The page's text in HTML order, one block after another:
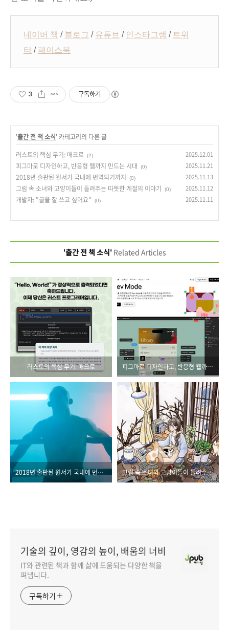
네이버 책 / 블로그 / 유튜브 / 인스타그램 / 트위
터 /페이스북
3 구독하기
'출간 전 책 소식' 카테고리의 다른 글
러스트의 핵심 무기: 매크로
(2) 2025.12.01
피그마로 디자인하고, 반응형 웹까지 만드는 시대 (0) 2025.11.21
2018년 출판된 원서가 국내에 번역되기까지 (0) 2025.11.13
그림 속 소녀와 고양이들이 들려주는 따뜻한 계절의 이야기 (0) 2025.11.12
개발자: "글을 잘 쓰고 싶어요" (0) 2025.11.11
'출간 전 책 소식'Related Articles
러스트의 핵심 무기: 매크로 피그마로 디자인하고, 반응형 웹까지 만드는 시대
2018년 출판된 원서가 국내에 번역되기까지 그림 속 소녀와 고양이들이 들려주는 따뜻한 계절의 이야기
기술의 깊이, 영감의 높이, 배움의 너비
IT와 관련된 책과 함께 삶에 도움되는 다양한 책을
펴냅니다.
구독하기